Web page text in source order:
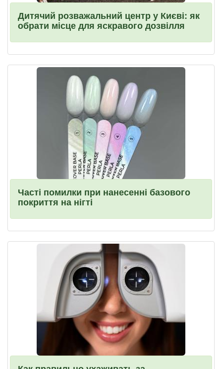
Дитячий розважальний центр у Києві: як
обрати місце для яскравого дозвілля
Часті помилки при нанесенні базового
покриття на нігті